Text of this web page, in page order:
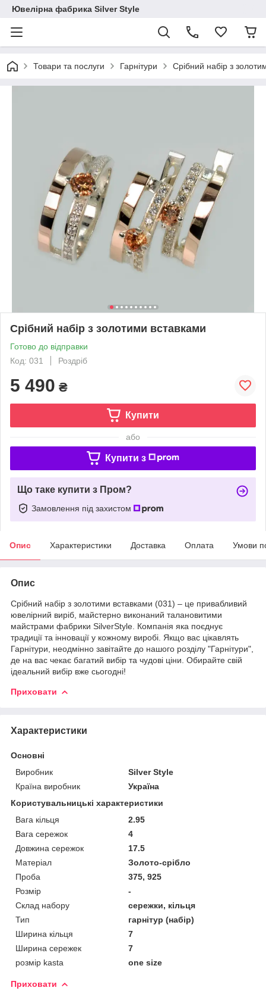
Ювелірна фабрика Silver Style
Товари та послуги Гарнітури Срібний набір з
Срібний набір з золотими вставками
Готово до відправки
Код: 031
Роздріб
5 490 ₴
Купити
або
Купити з
Що таке купити з Пром?
Замовлення під захистом
Опис Характеристики Доставка Оплата Умови
Опис
Срібний набір з золотими вставками (031) – це привабливий
ювелірний виріб, майстерно виконаний талановитими
майстрами фабрики SilverStyle. Компанія яка поєднує
традиції та інновації у кожному виробі. Якщо вас цікавлять
Гарнітури, неодмінно завітайте до нашого розділу "Гарнітури",
де на вас чекає багатий вибір та чудові ціни. Обирайте свій
ідеальний вибір вже сьогодні!
Приховати
Характеристики
Основні
Виробник
Silver Style
Країна виробник
Україна
Користувальницькі характеристики
Вага кільця
2.95
Вага сережок
4
Довжина сережок
17.5
Матеріал
Золото-срібло
Проба
375, 925
Розмір
-
Склад набору
сережки, кільця
Тип
гарнітур (набір)
Ширина кільця
7
Ширина сережек
7
розмір kasta
one size
Приховати